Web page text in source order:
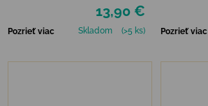
13,90 €
Pozrieť viac Skladom (>5 ks) Pozrieť viac